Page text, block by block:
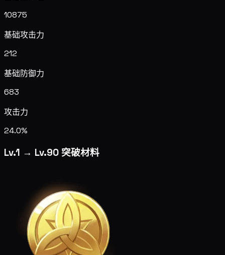
10875
基础攻击力
212
基础防御力
683
攻击力
24.0%
Lv.1 → Lv.90 突破材料